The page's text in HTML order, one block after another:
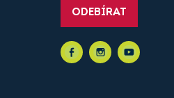
ODEBÍRAT